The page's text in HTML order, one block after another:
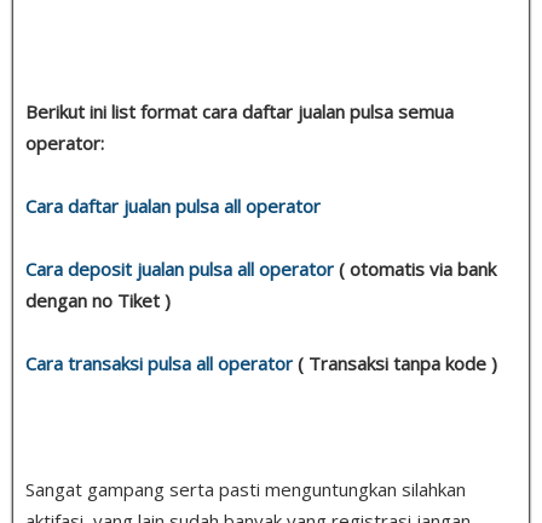
Berikut ini list format cara daftar jualan pulsa semua
operator:
Cara daftar jualan pulsa all operator
Cara deposit jualan pulsa all operator ( otomatis via bank
dengan no Tiket )
Cara transaksi pulsa all operator ( Transaksi tanpa kode )
Sangat gampang serta pasti menguntungkan silahkan